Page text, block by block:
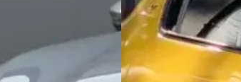
Lease Active vol
Peugeot 208· 2023
1.2 PureTech GT
€ 14.950